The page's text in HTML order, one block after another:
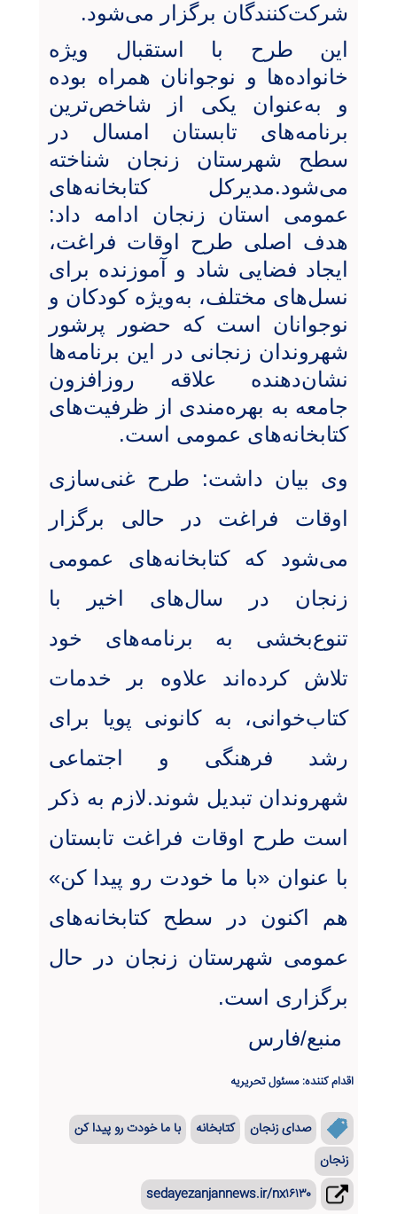
شرکت‌کنندگان برگزار می‌شود.
این طرح با استقبال ویژه
خانواده‌ها و نوجوانان همراه بوده
و به‌عنوان یکی از شاخص‌ترین
برنامه‌های تابستان امسال در
سطح شهرستان زنجان شناخته
می‌شود.مدیرکل کتابخانه‌های
عمومی استان زنجان ادامه داد:
هدف اصلی طرح اوقات فراغت،
ایجاد فضایی شاد و آموزنده برای
نسل‌های مختلف، به‌ویژه کودکان و
نوجوانان است که حضور پرشور
شهروندان زنجانی در این برنامه‌ها
نشان‌دهنده علاقه روزافزون
جامعه به بهره‌مندی از ظرفیت‌های
کتابخانه‌های عمومی است.
وی بیان داشت: طرح غنی‌سازی
اوقات فراغت در حالی برگزار
می‌شود که کتابخانه‌های عمومی
زنجان در سال‌های اخیر با
تنوع‌بخشی به برنامه‌های خود
تلاش کرده‌اند علاوه بر خدمات
کتاب‌خوانی، به کانونی پویا برای
رشد فرهنگی و اجتماعی
شهروندان تبدیل شوند.لازم به ذکر
است طرح اوقات فراغت تابستان
با عنوان «با ما خودت رو پیدا کن»
هم اکنون در سطح کتابخانه‌های
عمومی شهرستان زنجان در حال
برگزاری است.
منبع/فارس
اقدام کننده: مسئول تحریریه
صدای زنجان کتابخانه
با ما خودت رو پیدا کن
زنجان
sedayezanjannews.ir/nx۱۶۱۳۰